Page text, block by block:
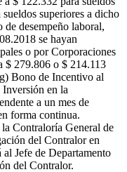
superiores a dicho
desempeño laboral,
se hayan
o por Corporaciones
$ 279.806 o $ 214.113
Bono de Incentivo al
en la
a un mes de
forma continua.
Contraloría General de
del Contralor en
al Jefe de Departamento
del Contralor.